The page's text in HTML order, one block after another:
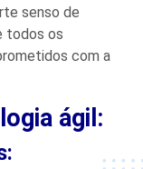
senso de
todos os
com a
ágil: